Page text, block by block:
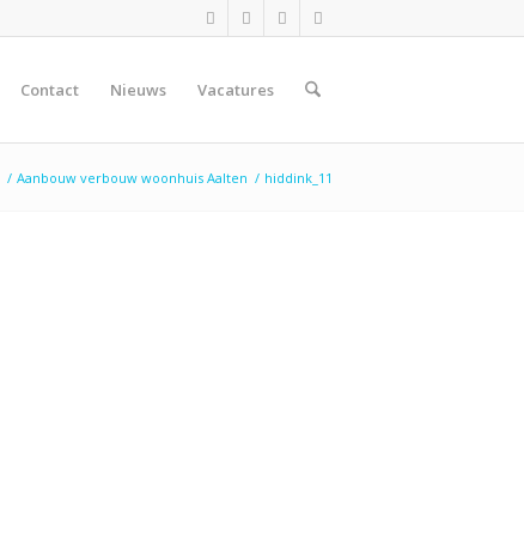
Contact Nieuws Vacatures
/ Aanbouw verbouw woonhuis Aalten / hiddink_11